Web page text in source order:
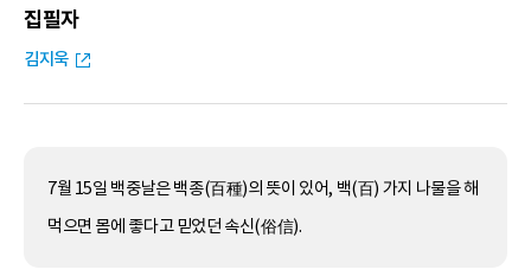
집필자
김지욱
7월 15일 백중날은 백종(百種)의 뜻이 있어, 백(百) 가지 나물을 해
먹으면 몸에 좋다고 믿었던 속신(俗信).